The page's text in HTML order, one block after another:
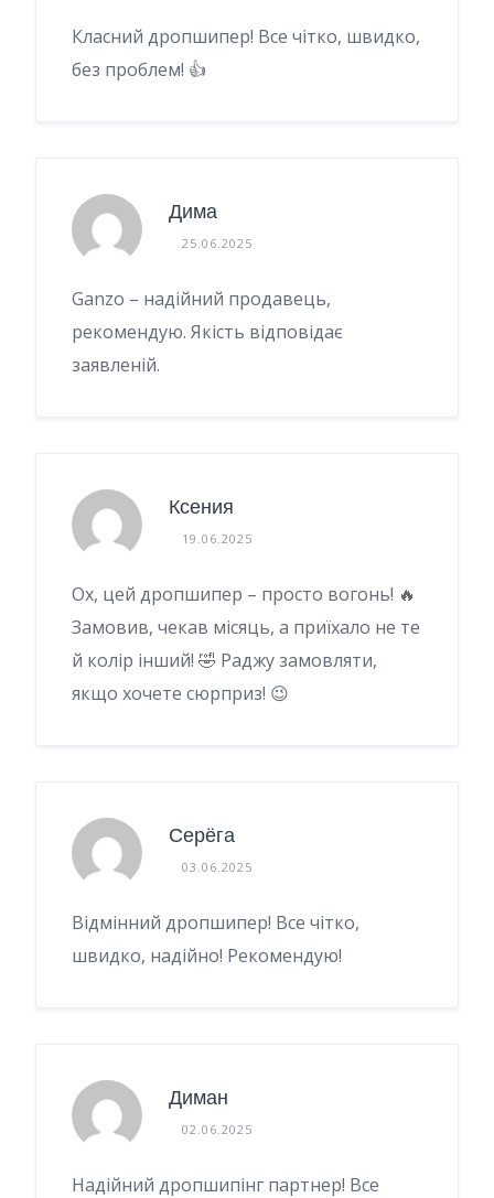
Класний дропшипер! Все чітко, швидко,
без проблем! 👍
Дима
25.06.2025
Ganzo – надійний продавець,
рекомендую. Якість відповідає
заявленій.
Ксения
19.06.2025
Ох, цей дропшипер – просто вогонь! 🔥
Замовив, чекав місяць, а приїхало не те
й колір інший! 🤣 Раджу замовляти,
якщо хочете сюрприз! 😉
Серёга
03.06.2025
Відмінний дропшипер! Все чітко,
швидко, надійно! Рекомендую!
Диман
02.06.2025
Надійний дропшипінг партнер! Все